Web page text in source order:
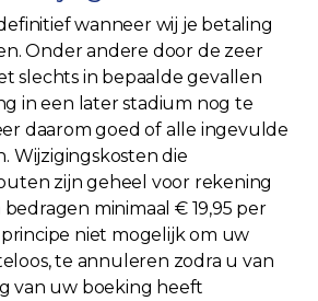
wanneer wij je betaling
Onder andere door de zeer
slechts in bepaalde gevallen
in een later stadium nog te
daarom goed of alle ingevulde
Wijzigingskosten die
zijn geheel voor rekening
minimaal € 19,95 per
principe niet mogelijk om uw
te annuleren zodra u van
van uw boeking heeft